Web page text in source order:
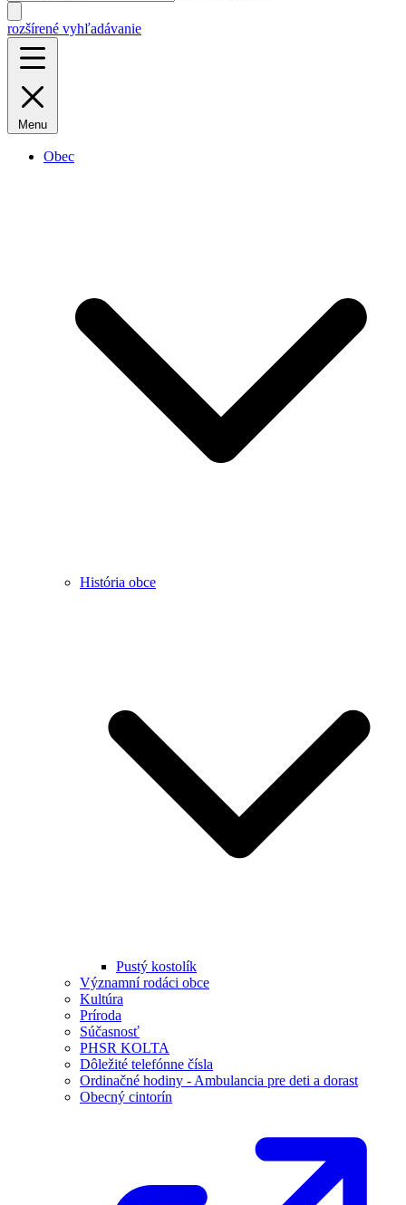
rozšírené vyhľadávanie
Menu
Obec
História obce
Pustý kostolík
Významní rodáci obce
Kultúra
Príroda
Súčasnosť
PHSR KOLTA
Dôležité telefónne čísla
Ordinačné hodiny - Ambulancia pre deti a dorast
Obecný cintorín